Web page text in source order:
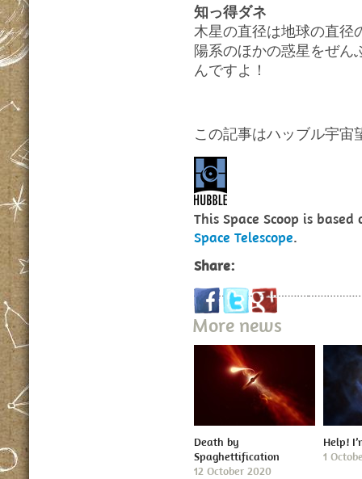
知っ得ダネ
木星の直径は地球の直径
陽系のほかの惑星をぜん
んですよ！
この記事はハッブル宇宙
This Space Scoop is
Space Telescope.
Share:
More news
Death by
Spaghettification
12 October 2020
Help!
1